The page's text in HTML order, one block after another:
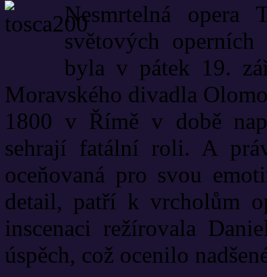
Nesmrtelná opera
světových
byla v pátek 19.
Moravského divadla
1800 v Římě v době
sehrají fatální roli. A
oceňovaná pro svou
detail, patří k vrcholům
inscenaci režírovala
úspěch, což ocenilo